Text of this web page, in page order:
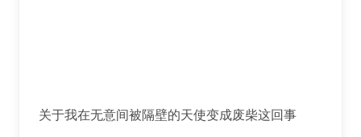
关于我在无意间被隔壁的天使变成废柴这回事